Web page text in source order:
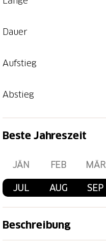
Dauer
Aufstieg
Abstieg
Beste Jahreszeit
JÄN FEB MÄR
JUL AUG SEP
Beschreibung